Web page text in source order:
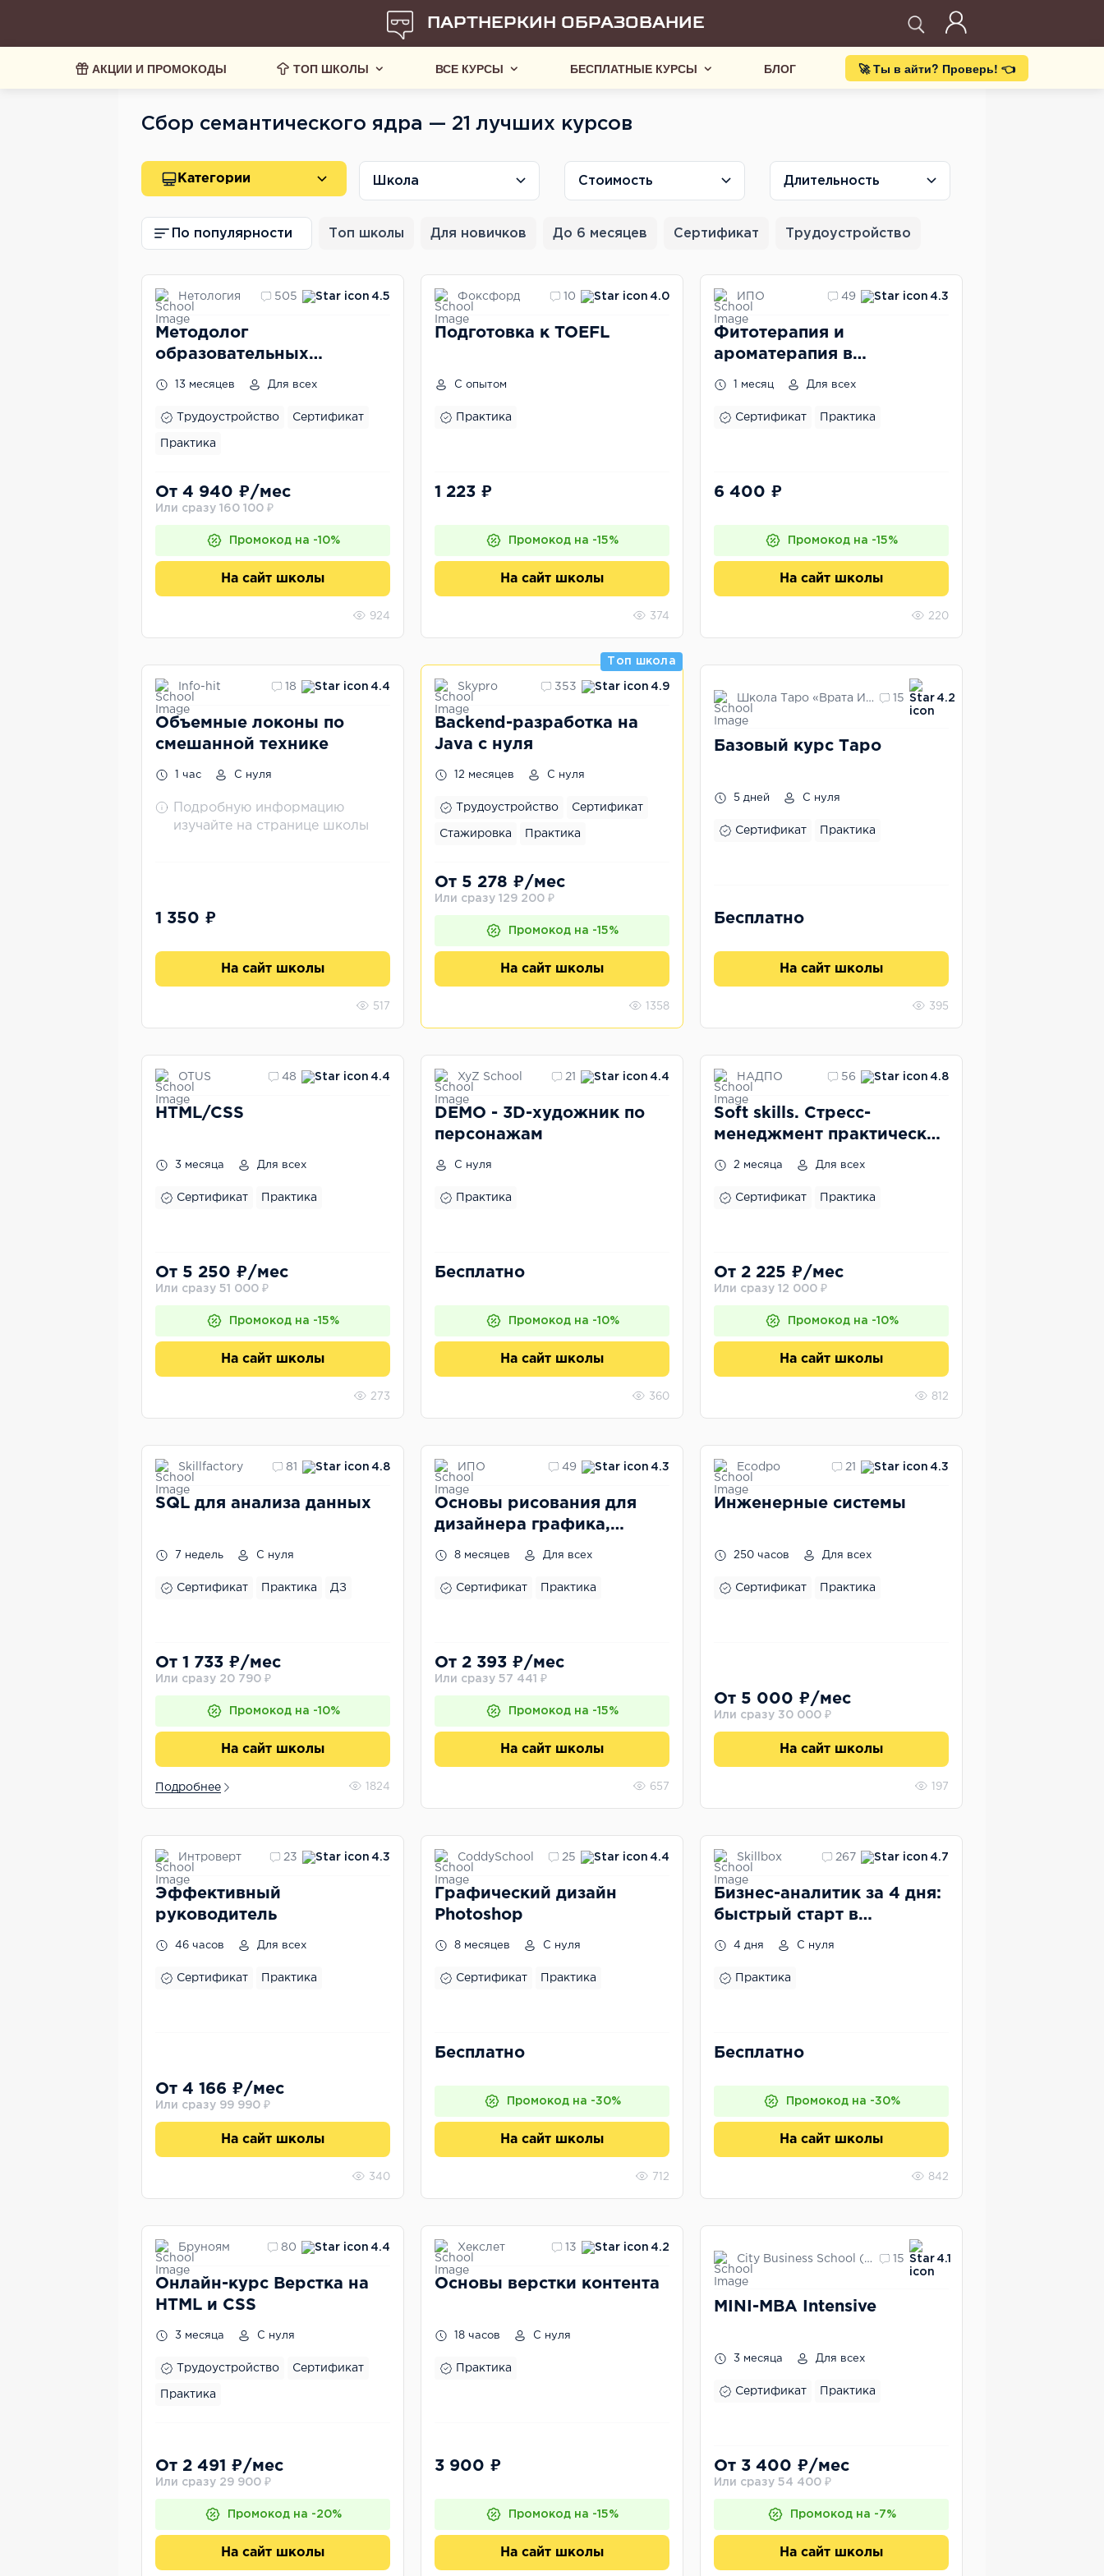
ПАРТНЕРКИН ОБРАЗОВАНИЕ
АКЦИИ И ПРОМОКОДЫ ТОП ШКОЛЫ ВСЕ КУРСЫ БЕСПЛАТНЫЕ КУРСЫ БЛОГ 🚀 Ты в айти? Проверь! 👈
Сбор семантического ядра — 21 лучших курсов
Категории Школа Стоимость Длительность
По популярности Топ школы Для новичков До 6 месяцев Сертификат Трудоустройство
Нетология 505 4.5
Методолог
образовательных
13 месяцев Для всех
Трудоустройство Сертификат
Практика
От 4 940 ₽/мес
Или сразу 160 100 ₽
Промокод на -10%
На сайт школы
924
Фоксфорд 10 4.0
Подготовка к TOEFL
С опытом
Практика
1 223 ₽
Промокод на -15%
На сайт школы
374
ИПО 49 4.3
Фитотерапия и
ароматерапия в
1 месяц Для всех
Сертификат Практика
6 400 ₽
Промокод на -15%
На сайт школы
220
Info-hit 18 4.4
Объемные локоны по
смешанной технике
1 час С нуля
Подробную информацию
изучайте на странице школы
1 350 ₽
На сайт школы
517
Топ школа
Skypro 353 4.9
Backend-разработка на
Java с нуля
12 месяцев С нуля
Трудоустройство Сертификат
Стажировка Практика
От 5 278 ₽/мес
Или сразу 129 200 ₽
Промокод на -15%
На сайт школы
1358
Школа Таро «Врата Изиды» 15 4.2
Базовый курс Таро
5 дней С нуля
Сертификат Практика
Бесплатно
На сайт школы
395
OTUS 48 4.4
HTML/CSS
3 месяца Для всех
Сертификат Практика
От 5 250 ₽/мес
Или сразу 51 000 ₽
Промокод на -15%
На сайт школы
273
XyZ School 21 4.4
DEMO - 3D-художник по
персонажам
С нуля
Практика
Бесплатно
Промокод на -10%
На сайт школы
360
НАДПО 56 4.8
Soft skills. Стресс-
менеджмент практические
2 месяца Для всех
Сертификат Практика
От 2 225 ₽/мес
Или сразу 12 000 ₽
Промокод на -10%
На сайт школы
812
Skillfactory 81 4.8
SQL для анализа данных
7 недель С нуля
Сертификат Практика ДЗ
От 1 733 ₽/мес
Или сразу 20 790 ₽
Промокод на -10%
На сайт школы
Подробнее 1824
ИПО 49 4.3
Основы рисования для
дизайнера графика,
8 месяцев Для всех
Сертификат Практика
От 2 393 ₽/мес
Или сразу 57 441 ₽
Промокод на -15%
На сайт школы
657
Ecodpo 21 4.3
Инженерные системы
250 часов Для всех
Сертификат Практика
От 5 000 ₽/мес
Или сразу 30 000 ₽
На сайт школы
197
Интроверт 23 4.3
Эффективный
руководитель
46 часов Для всех
Сертификат Практика
От 4 166 ₽/мес
Или сразу 99 990 ₽
На сайт школы
340
CoddySchool 25 4.4
Графический дизайн
Photoshop
8 месяцев С нуля
Сертификат Практика
Бесплатно
Промокод на -30%
На сайт школы
712
Skillbox 267 4.7
Бизнес-аналитик за 4 дня:
быстрый старт в
4 дня С нуля
Практика
Бесплатно
Промокод на -30%
На сайт школы
842
Бруноям 80 4.4
Онлайн-курс Верстка на
HTML и CSS
3 месяца С нуля
Трудоустройство Сертификат
Практика
От 2 491 ₽/мес
Или сразу 29 900 ₽
Промокод на -20%
На сайт школы
Хекслет 13 4.2
Основы верстки контента
18 часов С нуля
Практика
3 900 ₽
Промокод на -15%
На сайт школы
City Business School (CBS) 15 4.1
MINI-MBA Intensive
3 месяца Для всех
Сертификат Практика
От 3 400 ₽/мес
Или сразу 54 400 ₽
Промокод на -7%
На сайт школы